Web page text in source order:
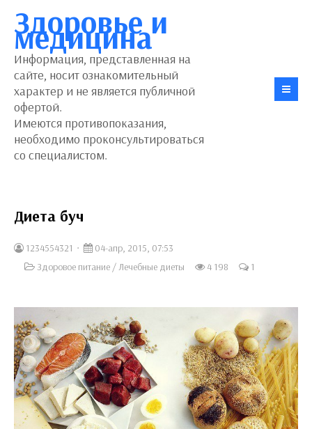
Здоровье и
медицина
Информация, представленная на
сайте, носит ознакомительный
характер и не является публичной
офертой.
Имеются противопоказания,
необходимо проконсультироваться
со специалистом.
Диета буч
1234554321
04-апр, 2015, 07:53
Здоровое питание /Лечебные диеты 4 198 1